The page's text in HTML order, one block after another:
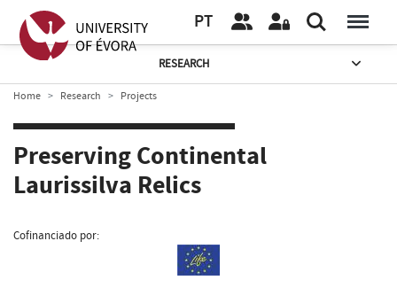
PT
RESEARCH
Home Research Projects
Preserving Continental
Laurissilva Relics
Cofinanciado por: